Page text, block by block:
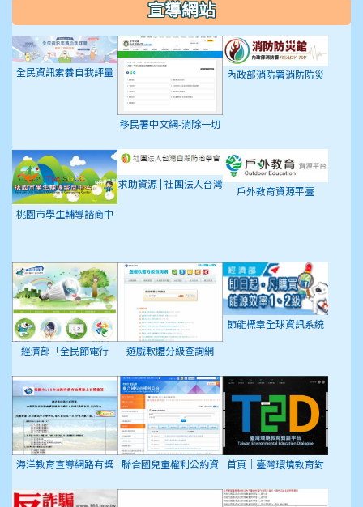
宣導網站
全民資訊素養自我評量
移民署中文網-消除一切
(ICERD)專區
內政部消防署消防防災
桃園市學生輔導諮商中
求助資源 | 社團法人台灣
戶外教育資源平臺
經濟部「全民節電行
遊戲軟體分級查詢網
節能標章全球資訊系統
海洋教育宣導網路有獎 聯合國兒童權利公約資
首頁｜臺灣環境教育對